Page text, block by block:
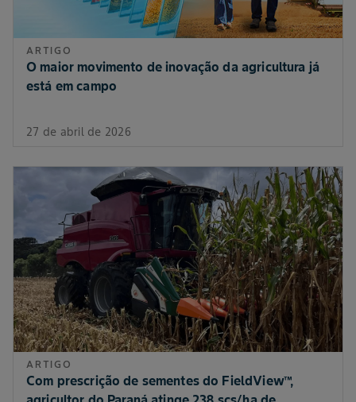
ARTIGO
O maior movimento de inovação da agricultura já
está em campo
27 de abril de 2026
ARTIGO
Com prescrição de sementes do FieldView™,